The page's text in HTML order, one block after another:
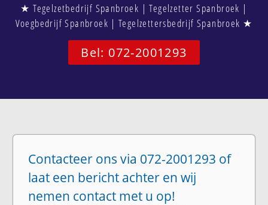
★ Tegelzetbedrijf Spanbroek | Tegelzetter Spanbroek |
Voegbedrijf Spanbroek | Tegelzettersbedrijf Spanbroek ★
Bel: 072-2001293
Contacteer ons via 072-2001293 of
laat een bericht achter en wij
nemen contact met u op!